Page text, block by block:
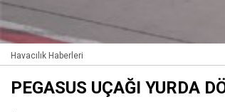
Havacılık Haberleri
PEGASUS UÇAĞI YURDA